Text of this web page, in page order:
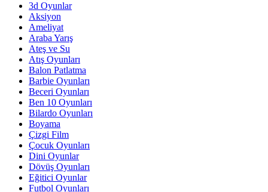
3d Oyunlar
Aksiyon
Ameliyat
Araba Yarış
Ateş ve Su
Atış Oyunları
Balon Patlatma
Barbie Oyunları
Beceri Oyunları
Ben 10 Oyunları
Bilardo Oyunları
Boyama
Çizgi Film
Çocuk Oyunları
Dini Oyunlar
Dövüş Oyunları
Eğitici Oyunlar
Futbol Oyunları